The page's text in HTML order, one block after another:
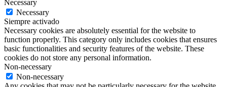
Necessary
Necessary
Siempre activado
Necessary cookies are absolutely essential for the website to
function properly. This category only includes cookies that ensures
basic functionalities and security features of the website. These
cookies do not store any personal information.
Non-necessary
Non-necessary